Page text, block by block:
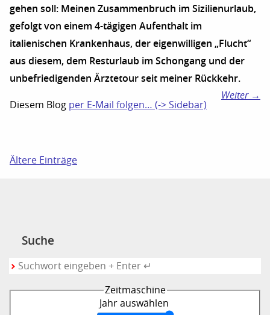
gehen soll: Meinen Zusammenbruch im Sizilienurlaub,
gefolgt von einem 4-tägigen Aufenthalt im
italienischen Krankenhaus, der eigenwilligen „Flucht“
aus diesem, dem Resturlaub im Schongang und der
unbefriedigenden Ärztetour seit meiner Rückkehr.
Weiter →
Diesem Blog per E-Mail folgen… (-> Sidebar)
Ältere Einträge
Suche
Zeitmaschine
Jahr auswählen